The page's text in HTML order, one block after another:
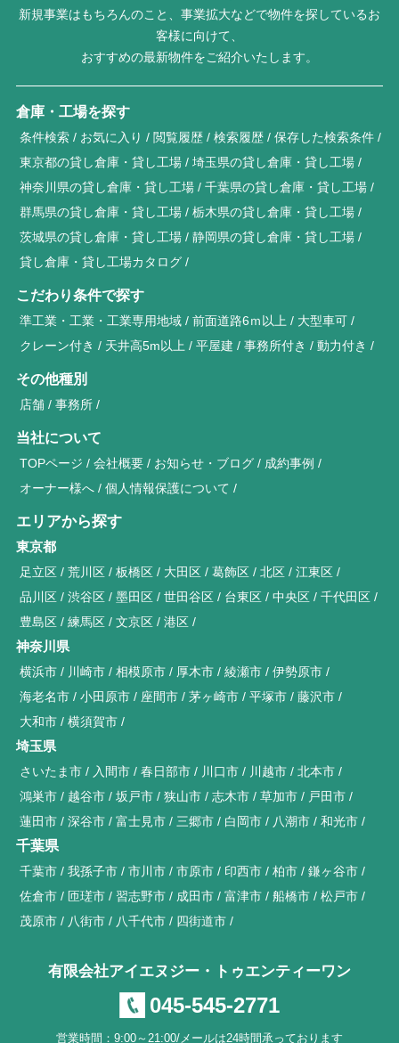
新規事業はもちろんのこと、事業拡大などで物件を探しているお
客様に向けて、
おすすめの最新物件をご紹介いたします。
倉庫・工場を探す
条件検索 お気に入り 閲覧履歴 検索履歴
保存した検索条件
東京都の貸し倉庫・貸し工場
埼玉県の貸し倉庫・貸し工場
神奈川県の貸し倉庫・貸し工場
千葉県の貸し倉庫・貸し工場
群馬県の貸し倉庫・貸し工場
栃木県の貸し倉庫・貸し工場
茨城県の貸し倉庫・貸し工場
静岡県の貸し倉庫・貸し工場
貸し倉庫・貸し工場カタログ
こだわり条件で探す
準工業・工業・工業専用地域 前面道路6ｍ以上
大型車可
クレーン付き
天井高5m以上 平屋建 事務所付き 動力付き
その他種別
店舗 事務所
当社について
TOPページ 会社概要 お知らせ・ブログ
成約事例
オーナー様へ
個人情報保護について
エリアから探す
東京都
足立区 荒川区 板橋区 大田区 葛飾区 北区
江東区
品川区
渋谷区 墨田区 世田谷区 台東区 中央区
千代田区
豊島区
練馬区 文京区 港区
神奈川県
横浜市 川崎市 相模原市 厚木市 綾瀬市
伊勢原市
海老名市
小田原市 座間市 茅ヶ崎市 平塚市
藤沢市
大和市
横須賀市
埼玉県
さいたま市 入間市 春日部市 川口市 川越市
北本市
鴻巣市
越谷市 坂戸市 狭山市 志木市 草加市
戸田市
蓮田市
深谷市 富士見市 三郷市 白岡市 八潮市 和光市
千葉県
千葉市 我孫子市 市川市 市原市 印西市 柏市
鎌ヶ谷市
佐倉市
匝瑳市 習志野市 成田市 富津市 船橋市
松戸市
茂原市
八街市 八千代市 四街道市
有限会社アイエヌジー・トゥエンティーワン
045-545-2771
営業時間：9:00～21:00/メールは24時間承っております